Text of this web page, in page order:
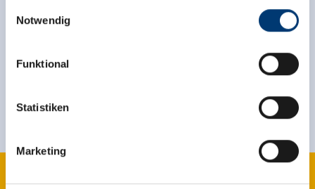
Rohr 23// A-6280 Zell am Ziller
www.zillertalarena.com
Notwendig
Funktional
Statistiken
Marketing
Meld u nu aan voor de nieuwsbrief!